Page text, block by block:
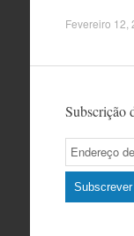
Fevereiro 12,
Subscrição
Email
Subscription
Subscrever